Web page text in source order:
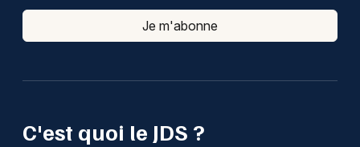
C'est quoi le JDS ?
Je m'abonne